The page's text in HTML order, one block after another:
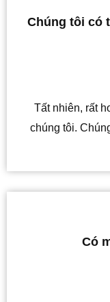
Chúng tôi có
Tất nhiên, rất
chúng tôi.
Có